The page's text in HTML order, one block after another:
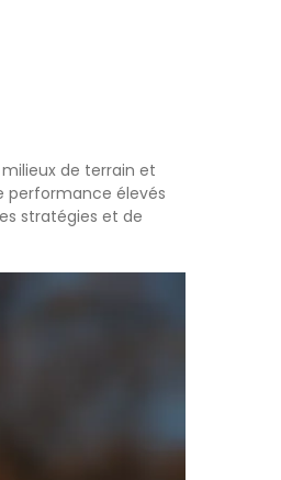
de terrain et
performance élevés
stratégies et de